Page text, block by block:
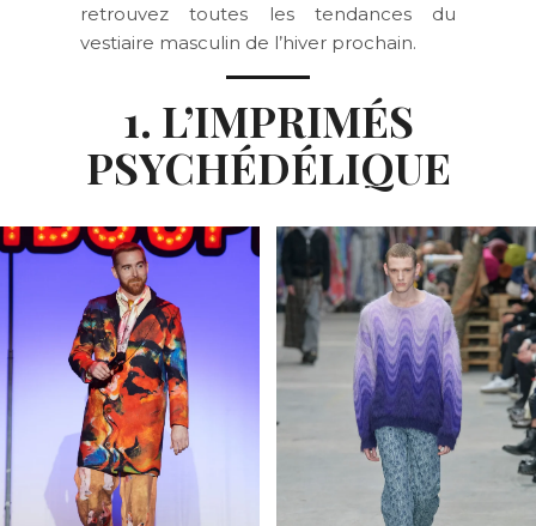
retrouvez toutes les tendances du
vestiaire masculin de l’hiver prochain.
1. L’IMPRIMÉS
PSYCHÉDÉLIQUE